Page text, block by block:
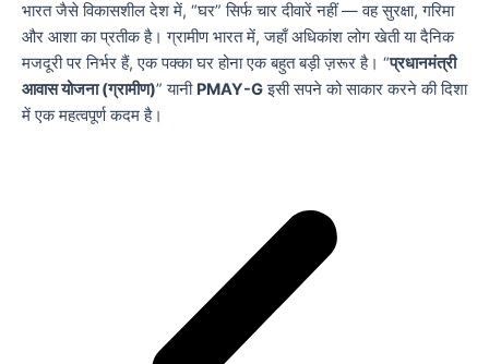
भारत जैसे विकासशील देश में, “घर” सिर्फ चार दीवारें नहीं — वह सुरक्षा, गरिमा
और आशा का प्रतीक है। ग्रामीण भारत में, जहाँ अधिकांश लोग खेती या दैनिक
मजदूरी पर निर्भर हैं, एक पक्का घर होना एक बहुत बड़ी ज़रूर है। “प्रधानमंत्री
आवास योजना (ग्रामीण)” यानी PMAY-Gइसी सपने को साकार करने की दिशा
में एक महत्वपूर्ण कदम है।